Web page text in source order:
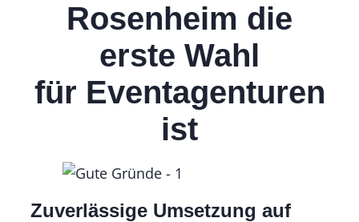
Rosenheim die
erste Wahl
für Eventagenturen
ist
Zuverlässige Umsetzung auf